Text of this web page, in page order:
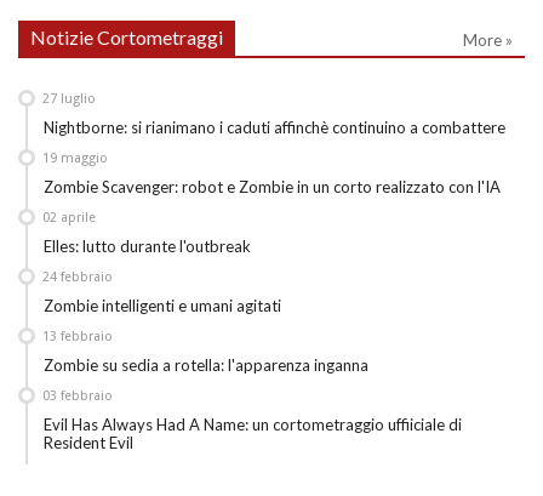
Notizie Cortometraggi More »
Nightborne: si rianimano i caduti affinchè continuino a combattere
27 luglio
Zombie Scavenger: robot e Zombie in un corto realizzato con l'IA
19 maggio
Elles: lutto durante l'outbreak
02 aprile
Zombie intelligenti e umani agitati
24 febbraio
Zombie su sedia a rotella: l'apparenza inganna
13 febbraio
Evil Has Always Had A Name: un cortometraggio uffiiciale di
Resident Evil
03 febbraio